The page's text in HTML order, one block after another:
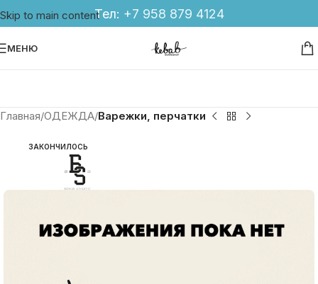
Skip to main contentТел: +7 958 879 4124
МЕНЮ
Главная ОДЕЖДА Варежки, перчатки
ЗАКОНЧИЛОСЬ